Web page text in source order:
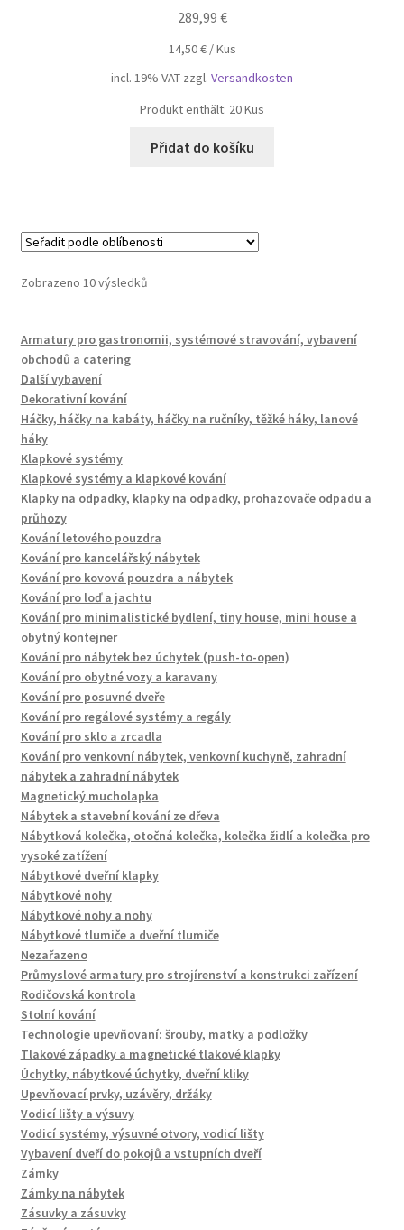
289,99 €
14,50€/Kus
incl. 19% VAT zzgl. Versandkosten
Produkt enthält: 20Kus
Přidat do košíku
Zobrazeno 10 výsledkůSeřazeno
Armatury pro gastronomii, systémové stravování, vybavení
obchodů a catering
Další vybavení
Dekorativní kování
Háčky, háčky na kabáty, háčky na ručníky, těžké háky, lanové
háky
Klapkové systémy
Klapkové systémy a klapkové kování
Klapky na odpadky, klapky na odpadky, prohazovače odpadu a
průhozy
Kování letového pouzdra
Kování pro kancelářský nábytek
Kování pro kovová pouzdra a nábytek
Kování pro loď a jachtu
Kování pro minimalistické bydlení, tiny house, mini house a
obytný kontejner
Kování pro nábytek bez úchytek (push-to-open)
Kování pro obytné vozy a karavany
Kování pro posuvné dveře
Kování pro regálové systémy a regály
Kování pro sklo a zrcadla
Kování pro venkovní nábytek, venkovní kuchyně, zahradní
nábytek a zahradní nábytek
Magnetický mucholapka
Nábytek a stavební kování ze dřeva
Nábytková kolečka, otočná kolečka, kolečka židlí a kolečka pro
vysoké zatížení
Nábytkové dveřní klapky
Nábytkové nohy
Nábytkové nohy a nohy
Nábytkové tlumiče a dveřní tlumiče
Nezařazeno
Průmyslové armatury pro strojírenství a konstrukci zařízení
Rodičovská kontrola
Stolní kování
Technologie upevňovaní: šrouby, matky a podložky
Tlakové západky a magnetické tlakové klapky
Úchytky, nábytkové úchytky, dveřní kliky
Upevňovací prvky, uzávěry, držáky
Vodicí lišty a výsuvy
Vodicí systémy, výsuvné otvory, vodicí lišty
Vybavení dveří do pokojů a vstupních dveří
Zámky
Zámky na nábytek
Zásuvky a zásuvky